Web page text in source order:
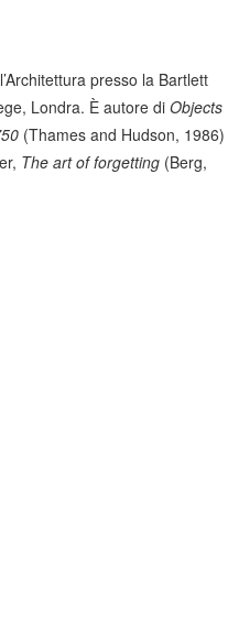
presso la Bartlett
Londra. È autore di Objects
(Thames and Hudson, 1986)
The art of forgetting (Berg,